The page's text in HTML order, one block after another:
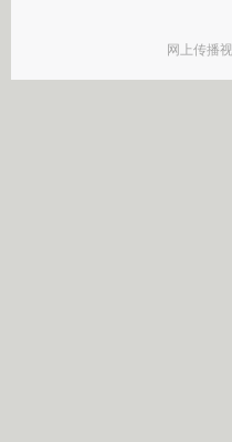
网上传播